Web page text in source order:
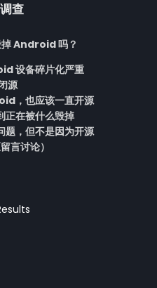
查
掉 Android 吗？
设备碎片化严重
源
，也应该一直开源
在被什么毁掉
，但不是因为开源
言讨论）